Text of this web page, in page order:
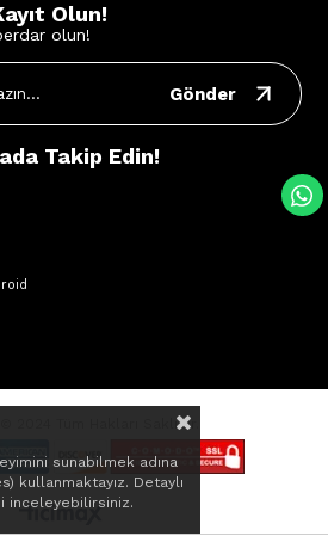
Olun!
olun!
Gönder
Takip Edin!
2024 Tüm Hakları Saklıdır.
sunabilmek adına
kullanmaktayız. Detaylı
inceleyebilirsiniz.